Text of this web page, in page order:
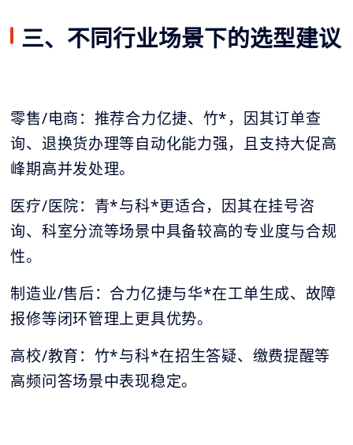
三、不同行业场景下的选型建议
零售/电商：推荐合力亿捷、竹*，因其订单查
询、退换货办理等自动化能力强，且支持大促高
峰期高并发处理。
医疗/医院：青*与科*更适合，因其在挂号咨
询、科室分流等场景中具备较高的专业度与合规
性。
制造业/售后：合力亿捷与华*在工单生成、故障
报修等闭环管理上更具优势。
高校/教育：竹*与科*在招生答疑、缴费提醒等
高频问答场景中表现稳定。